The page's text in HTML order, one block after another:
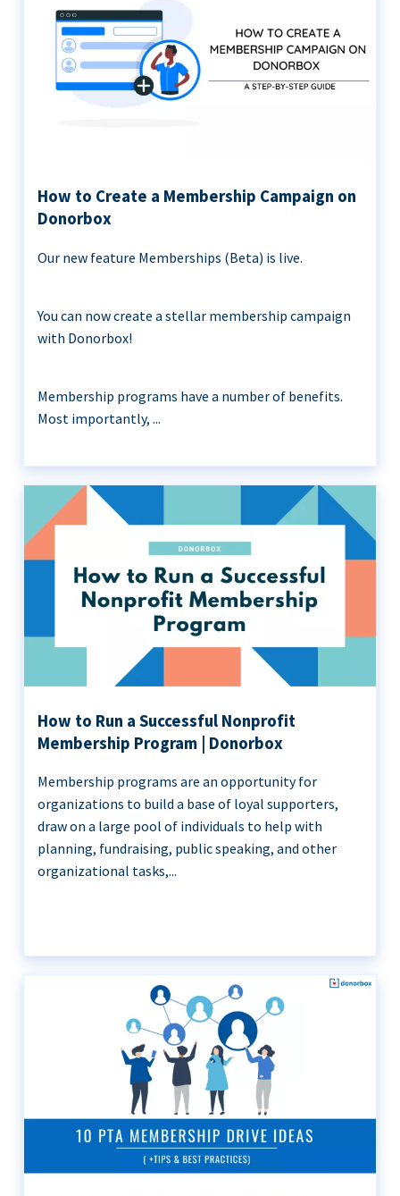
How to Create a Membership Campaign on
Donorbox
Our new feature Memberships (Beta) is live.
You can now create a stellar membership campaign
with Donorbox!
Membership programs have a number of benefits.
Most importantly, ...
How to Run a Successful Nonprofit
Membership Program | Donorbox
Membership programs are an opportunity for
organizations to build a base of loyal supporters,
draw on a large pool of individuals to help with
planning, fundraising, public speaking, and other
organizational tasks,...